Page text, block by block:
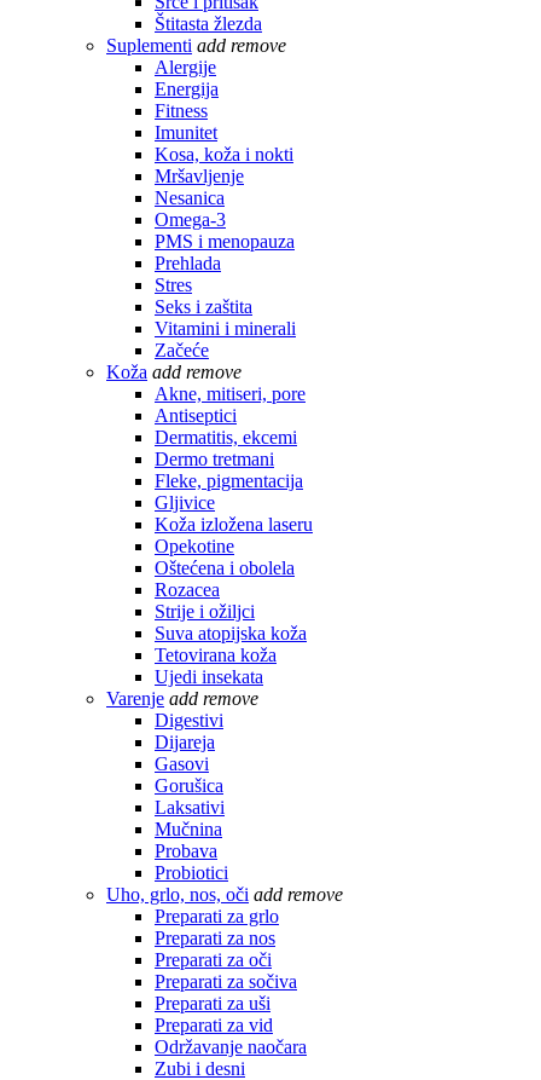
Štitasta žlezda
Suplementi add remove
Alergije
Energija
Fitness
Imunitet
Kosa, koža i nokti
Mršavljenje
Nesanica
Omega-3
PMS i menopauza
Prehlada
Stres
Seks i zaštita
Vitamini i minerali
Začeće
Koža add remove
Akne, mitiseri, pore
Antiseptici
Dermatitis, ekcemi
Dermo tretmani
Fleke, pigmentacija
Gljivice
Koža izložena laseru
Opekotine
Oštećena i obolela
Rozacea
Strije i ožiljci
Suva atopijska koža
Tetovirana koža
Ujedi insekata
Varenje add remove
Digestivi
Dijareja
Gasovi
Gorušica
Laksativi
Mučnina
Probava
Probiotici
Uho, grlo, nos, oči add remove
Preparati za grlo
Preparati za nos
Preparati za oči
Preparati za sočiva
Preparati za uši
Preparati za vid
Održavanje naočara
Zubi i desni